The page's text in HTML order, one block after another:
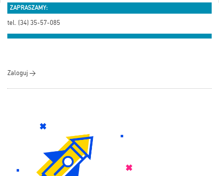
ZAPRASZAMY:
tel. (34) 35-57-085
Zaloguj >